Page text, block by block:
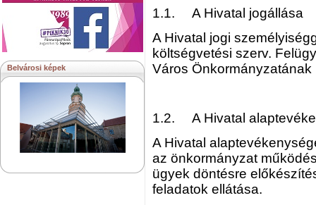
Belvárosi képek
1.1. A Hivatal jogállása
A Hivatal jogi
költségvetési szerv.
Város
1.2. A Hivatal
A Hivatal
az önkormányzat
ügyek döntésre
feladatok ellátása.